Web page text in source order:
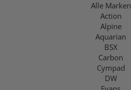
Alle Marken
Action
Alpine
Aquarian
BSX
Carbon
Cympad
DW